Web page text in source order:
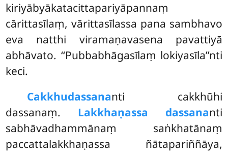
kiriyābyākatacittapariyāpannaṃ
cārittasīlaṃ, vārittasīlassa pana sambhavo
eva natthi viramaṇavasena pavattiyā
abhāvato. ‘‘Pubbabhāgasīlaṃ lokiyasīla’’nti
keci.
Cakkhudassananti cakkhūhi
dassanaṃ. Lakkhaṇassa dassananti
sabhāvadhammānaṃ saṅkhatānaṃ
paccattalakkhaṇassa ñātapariññāya,